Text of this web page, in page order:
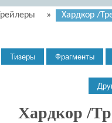
Трейлеры » Хардкор /
Хардкор /